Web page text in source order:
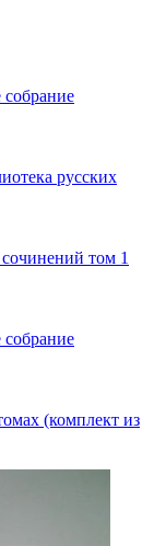
русских
том 1
(комплект из